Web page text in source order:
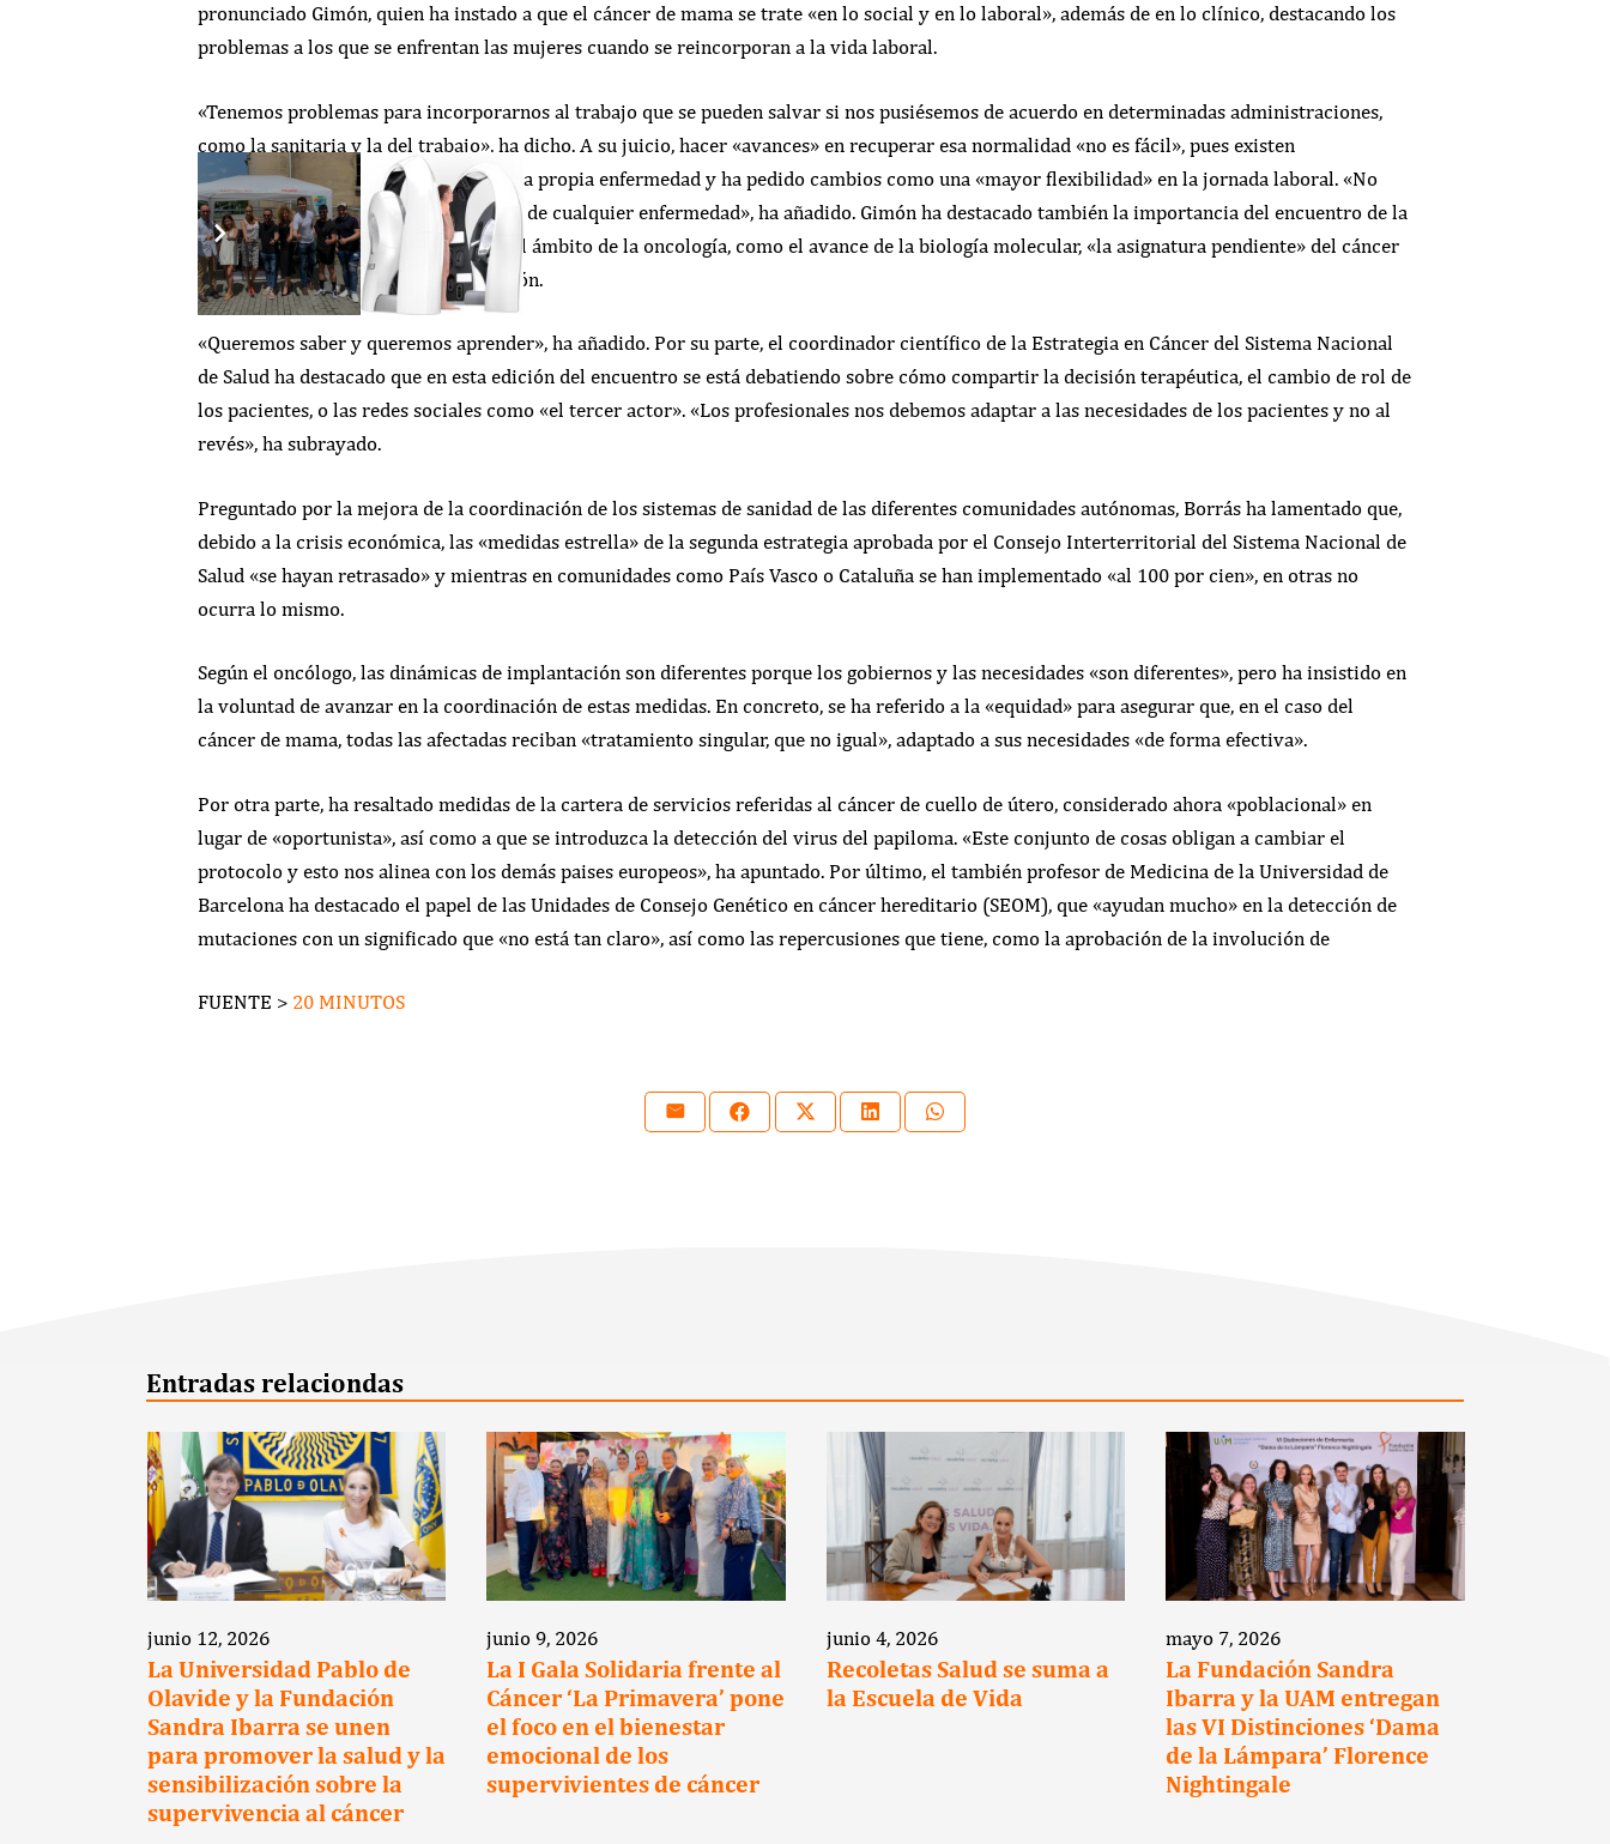
pronunciado Gimón, quien ha instado a que el cáncer de mama se trate «en lo social y en lo laboral», además de en lo clínico, destacando los
problemas a los que se enfrentan las mujeres cuando se reincorporan a la vida laboral.
«Tenemos problemas para incorporarnos al trabajo que se pueden salvar si nos pusiésemos de acuerdo en determinadas administraciones,
como la sanitaria y la del trabajo», ha dicho. A su juicio, hacer «avances» en recuperar esa normalidad «no es fácil», pues existen
«impedimentos» que van más allá de la propia enfermedad y ha pedido cambios como una «mayor flexibilidad» en la jornada laboral. «No
sólo para los pacientes de cáncer, sino de cualquier enfermedad», ha añadido. Gimón ha destacado también la importancia del encuentro de la
UIMP, que presenta innovaciones en el ámbito de la oncología, como el avance de la biología molecular, «la asignatura pendiente» del cáncer
metastásico, o la oncología de precisión.
«Queremos saber y queremos aprender», ha añadido. Por su parte, el coordinador científico de la Estrategia en Cáncer del Sistema Nacional
de Salud ha destacado que en esta edición del encuentro se está debatiendo sobre cómo compartir la decisión terapéutica, el cambio de rol de
los pacientes, o las redes sociales como «el tercer actor». «Los profesionales nos debemos adaptar a las necesidades de los pacientes y no al
revés», ha subrayado.
Preguntado por la mejora de la coordinación de los sistemas de sanidad de las diferentes comunidades autónomas, Borrás ha lamentado que,
debido a la crisis económica, las «medidas estrella» de la segunda estrategia aprobada por el Consejo Interterritorial del Sistema Nacional de
Salud «se hayan retrasado» y mientras en comunidades como País Vasco o Cataluña se han implementado «al 100 por cien», en otras no
ocurra lo mismo.
Según el oncólogo, las dinámicas de implantación son diferentes porque los gobiernos y las necesidades «son diferentes», pero ha insistido en
la voluntad de avanzar en la coordinación de estas medidas. En concreto, se ha referido a la «equidad» para asegurar que, en el caso del
cáncer de mama, todas las afectadas reciban «tratamiento singular, que no igual», adaptado a sus necesidades «de forma efectiva».
Por otra parte, ha resaltado medidas de la cartera de servicios referidas al cáncer de cuello de útero, considerado ahora «poblacional» en
lugar de «oportunista», así como a que se introduzca la detección del virus del papiloma. «Este conjunto de cosas obligan a cambiar el
protocolo y esto nos alinea con los demás paises europeos», ha apuntado. Por último, el también profesor de Medicina de la Universidad de
Barcelona ha destacado el papel de las Unidades de Consejo Genético en cáncer hereditario (SEOM), que «ayudan mucho» en la detección de
mutaciones con un significado que «no está tan claro», así como las repercusiones que tiene, como la aprobación de la involución de
FUENTE > 20 MINUTOS
Entradas relaciondas
junio 12, 2026
La Universidad Pablo de
Olavide y la Fundación
Sandra Ibarra se unen
para promover la salud y la
sensibilización sobre la
supervivencia al cáncer
junio 9, 2026
La I Gala Solidaria frente al
Cáncer ‘La Primavera’ pone
el foco en el bienestar
emocional de los
supervivientes de cáncer
junio 4, 2026
Recoletas Salud se suma a
la Escuela de Vida
mayo 7, 2026
La Fundación Sandra
Ibarra y la UAM entregan
las VI Distinciones ‘Dama
de la Lámpara’ Florence
Nightingale